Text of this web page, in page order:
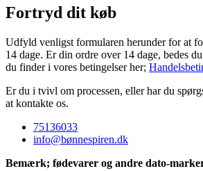
Fortryd dit køb
Udfyld venligst formularen herunder for at
14 dage. Er din ordre over 14 dage, bedes
du finder i vores betingelser her;
Er du i tvivl om processen, eller har du
at kontakte os.
75136033
info@bønnespiren.dk
Bemærk; fødevarer og andre dato-